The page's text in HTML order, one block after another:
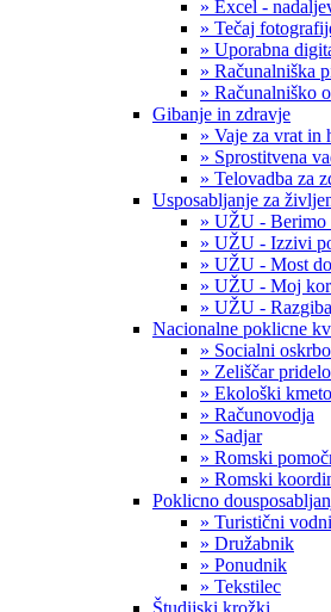
» Excel -
» Tečaj
» Uporabna
» Računalniška
» Računalniško
Gibanje in zdravje
» Vaje za vrat in
» Sprostitvena
» Telovadba za
Usposabljanje za
» UŽU - Berimo
» UŽU - Izzivi
» UŽU - Most
» UŽU - Moj
» UŽU -
Nacionalne poklicne
» Socialni
» Zeliščar
» Ekološki
» Računovodja
» Sadjar
» Romski
» Romski
Poklicno
» Turistični
» Družabnik
» Ponudnik
» Tekstilec
Študijski krožki